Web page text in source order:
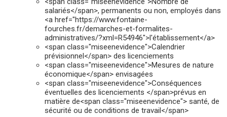
salariés</span>, permanents ou non, employés dans
<a href="https://www.fontaine-
fourches.fr/demarches-et-formalites-
administratives/?xml=R54946">l'établissement</a>
<span class="miseenevidence">Calendrier
prévisionnel</span> des licenciements
<span class="miseenevidence">Mesures de nature
économique</span> envisagées
<span class="miseenevidence">Conséquences
éventuelles des licenciements </span>prévus en
matière de<span class="miseenevidence"> santé, de
sécurité ou de conditions de travail</span>